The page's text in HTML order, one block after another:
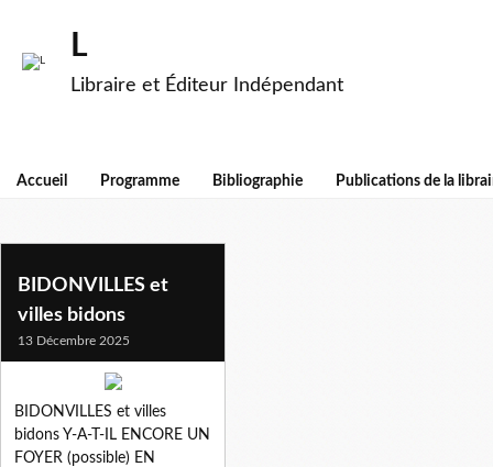
L
Libraire et Éditeur Indépendant
Accueil Programme Bibliographie Publications de la
pascale joffroy
BIDONVILLES et
villes bidons
13 Décembre 2025
BIDONVILLES et villes
bidons Y-A-T-IL ENCORE UN
FOYER (possible) EN